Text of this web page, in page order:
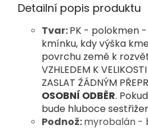
Detailní popis produktu
Tvar:PK - polokmen
kmínku, kdy výška
povrchu země k
VZHLEDEM K
ZASLAT ŽÁDNÝM
OSOBNÍ ODBĚR.
bude hluboce
Podnož:myrobalán -